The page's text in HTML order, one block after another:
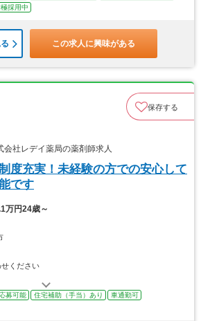
採用中
この求人に興味がある
保存する
社レデイ薬局の薬剤師求人
度充実！未経験の方での安心して
です
万円24歳～
ください
募可能 住宅補助（手当）あり
車通勤可